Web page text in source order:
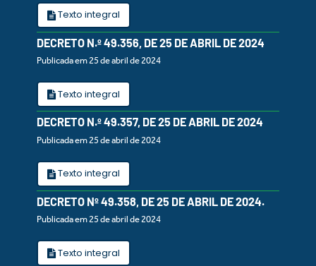
Texto integral
DECRETO N.º 49.356, DE 25 DE ABRIL DE 2024
Publicada em 25 de abril de 2024
Texto integral
DECRETO N.º 49.357, DE 25 DE ABRIL DE 2024
Publicada em 25 de abril de 2024
Texto integral
DECRETO Nº 49.358, DE 25 DE ABRIL DE 2024.
Publicada em 25 de abril de 2024
Texto integral